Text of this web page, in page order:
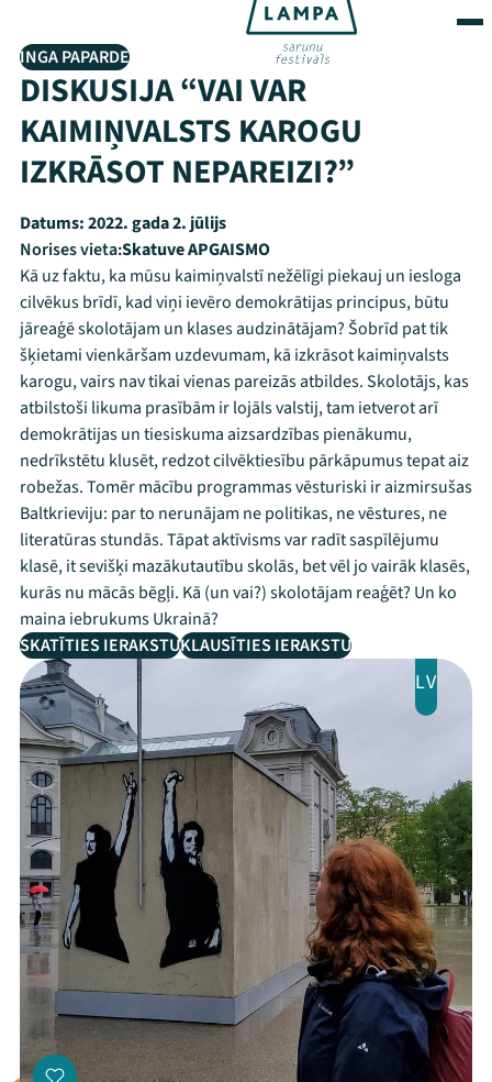
INGA PAPARDE
DISKUSIJA “VAI VAR
KAIMIŅVALSTS KAROGU
IZKRĀSOT NEPAREIZI?”
Datums:2022. gada 2. jūlijs
Norises vieta:Skatuve APGAISMO
Kā uz faktu, ka mūsu kaimiņvalstī nežēlīgi piekauj un iesloga
cilvēkus brīdī, kad viņi ievēro demokrātijas principus, būtu
jāreaģē skolotājam un klases audzinātājam? Šobrīd pat tik
šķietami vienkāršam uzdevumam, kā izkrāsot kaimiņvalsts
karogu, vairs nav tikai vienas pareizās atbildes. Skolotājs, kas
atbilstoši likuma prasībām ir lojāls valstij, tam ietverot arī
demokrātijas un tiesiskuma aizsardzības pienākumu,
nedrīkstētu klusēt, redzot cilvēktiesību pārkāpumus tepat aiz
robežas. Tomēr mācību programmas vēsturiski ir aizmirsušas
Baltkrieviju: par to nerunājam ne politikas, ne vēstures, ne
literatūras stundās. Tāpat aktīvisms var radīt saspīlējumu
klasē, it sevišķi mazākutautību skolās, bet vēl jo vairāk klasēs,
kurās nu mācās bēgļi. Kā (un vai?) skolotājam reaģēt? Un ko
maina iebrukums Ukrainā?
SKATĪTIES IERAKSTUKLAUSĪTIES IERAKSTU
LV